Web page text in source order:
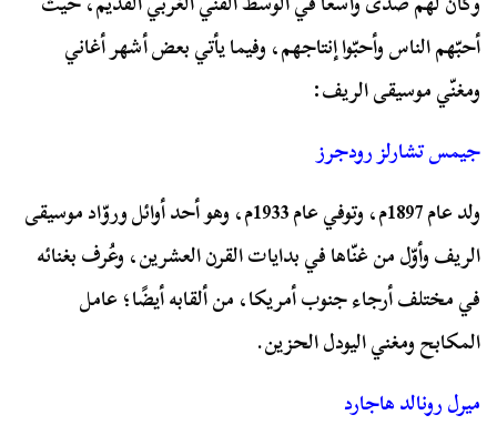
أحبّهم الناس وأحبّوا إنتاجهم، وفيما يأتي بعض أشهر أغاني
ومغنّي موسيقى الريف:
جيمس تشارلز رودجرز
ولد عام 1897م، وتوفي عام 1933م، وهو أحد أوائل وروّاد موسيقى
الريف وأوّل من غنّاها في بدايات القرن العشرين، وعُرف بغنائه
في مختلف أرجاء جنوب أمريكا، من ألقابه أيضًا؛ عامل
المكابح ومغني اليودل الحزين.
ميرل رونالد هاجارد